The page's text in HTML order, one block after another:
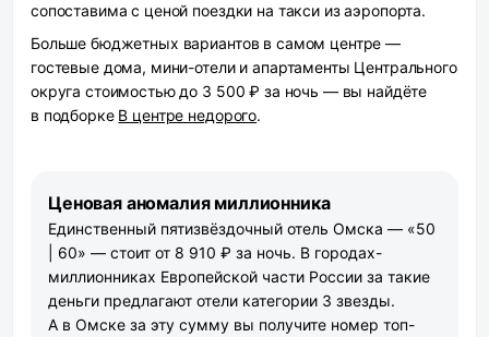
сопоставима с ценой поездки на такси из аэропорта.
Больше бюджетных вариантов в самом центре —
гостевые дома, мини-отели и апартаменты Центрального
округа стоимостью до 3 500 ₽ за ночь — вы найдёте
в подборке В центре недорого.
Ценовая аномалия миллионника
Единственный пятизвёздочный отель Омска — «50
| 60» — стоит от 8 910 ₽ за ночь. В городах-
миллионниках Европейской части России за такие
деньги предлагают отели категории 3 звезды.
А в Омске за эту сумму вы получите номер топ-